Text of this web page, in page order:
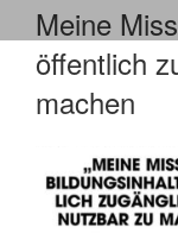
Meine
öffentlich
machen